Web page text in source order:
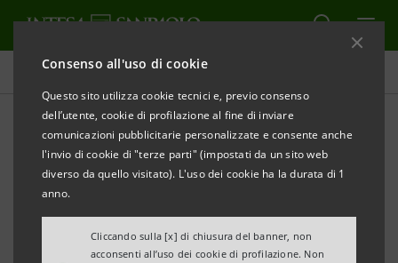
Consenso all'uso di cookie
Questo sito utilizza cookie tecnici e, previo consenso
dell’utente, cookie di profilazione al fine di inviare
comunicazioni pubblicitarie personalizzate e consente anche
l'invio di cookie di "terze parti" (impostati da un sito web
diverso da quello visitato). L'uso dei cookie ha la durata di 1
anno.
Cliccando sulla [x] di chiusura del banner, non
acconsenti all’uso dei cookie di profilazione. Non
Intesa Sanpaolo On Air
INNOVAZIONE
New Frontiers in Gaming